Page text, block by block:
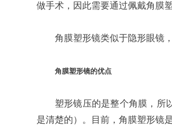
做手术，因此需要通过佩戴角膜
角膜塑形镜类似于隐形眼镜
角膜塑形镜的优点
塑形镜压的是整个角膜，所
是清楚的）。目前，角膜塑形镜